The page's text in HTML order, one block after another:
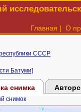
Главная | О
СССР
Батуми]
снимка
снимок